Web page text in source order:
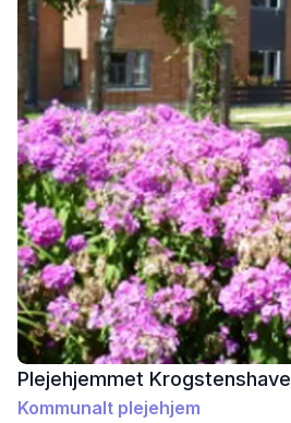
Plejehjemmet Krogstenshave
Kommunalt plejehjem